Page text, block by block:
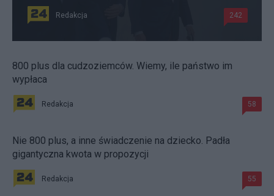
Redakcja 242
800 plus dla cudzoziemców. Wiemy, ile państwo im
wypłaca
Redakcja 58
Nie 800 plus, a inne świadczenie na dziecko. Padła
gigantyczna kwota w propozycji
Redakcja 55